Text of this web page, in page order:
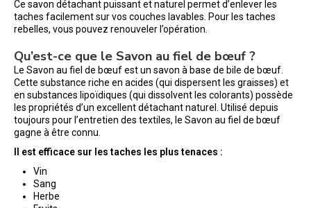
Ce savon détachant puissant et naturel permet d’enlever les
taches facilement sur vos couches lavables. Pour les taches
rebelles, vous pouvez renouveler l’opération.
Qu’est-ce que le Savon au fiel de bœuf ?
Le Savon au fiel de bœuf est un savon à base de bile de bœuf.
Cette substance riche en acides (qui dispersent les graisses) et
en substances lipoïdiques (qui dissolvent les colorants) possède
les propriétés d’un excellent détachant naturel. Utilisé depuis
toujours pour l’entretien des textiles, le Savon au fiel de bœuf
gagne à être connu.
Il est efficace sur les taches les plus tenaces :
Vin
Sang
Herbe